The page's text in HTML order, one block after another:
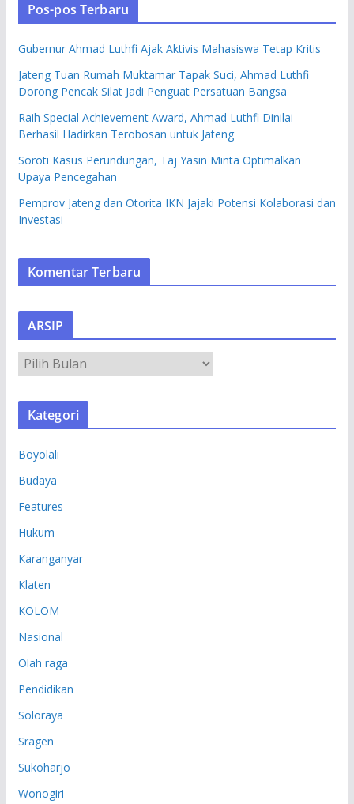
Pos-pos Terbaru
Gubernur Ahmad Luthfi Ajak Aktivis Mahasiswa Tetap Kritis
Jateng Tuan Rumah Muktamar Tapak Suci, Ahmad Luthfi
Dorong Pencak Silat Jadi Penguat Persatuan Bangsa
Raih Special Achievement Award, Ahmad Luthfi Dinilai
Berhasil Hadirkan Terobosan untuk Jateng
Soroti Kasus Perundungan, Taj Yasin Minta Optimalkan
Upaya Pencegahan
Pemprov Jateng dan Otorita IKN Jajaki Potensi Kolaborasi dan
Investasi
Komentar Terbaru
ARSIP
S
Kategori
Boyolali
Budaya
Features
Hukum
Karanganyar
Klaten
KOLOM
Nasional
Olah raga
Pendidikan
Soloraya
Sragen
Sukoharjo
Wonogiri